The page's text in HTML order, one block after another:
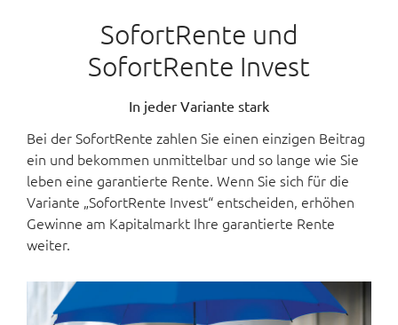
SofortRente und
SofortRente Invest
In jeder Variante stark
Bei der SofortRente zahlen Sie einen einzigen Beitrag
ein und bekommen unmittelbar und so lange wie Sie
leben eine garantierte Rente. Wenn Sie sich für die
Variante „SofortRente Invest“ entscheiden, erhöhen
Gewinne am Kapitalmarkt Ihre garantierte Rente
weiter.